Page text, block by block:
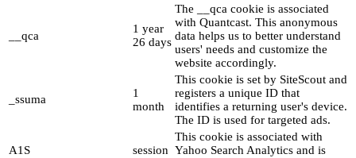
__qca
1 year
26 days
The __qca cookie is associated
with Quantcast. This anonymous
data helps us to better understand
users' needs and customize the
website accordingly.
_ssuma
1
month
This cookie is set by SiteScout and
registers a unique ID that
identifies a returning user's device.
The ID is used for targeted ads.
A1S session
This cookie is associated with
Yahoo Search Analytics and is